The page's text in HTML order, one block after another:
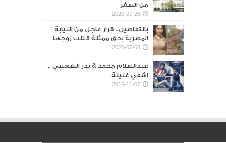
من السفر
2020-07-26
بالتفاصيل.. قرار عاجل من النيابة
المصرية بحق ممثلة قتلت زوجها
2020-07-08
عبدالسلام محمد & بدر الشعيبي ..
اشفي غليلة
2016-11-07